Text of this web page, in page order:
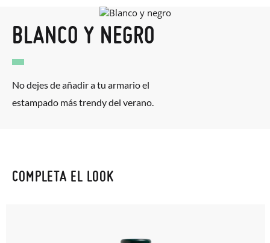
BLANCO Y NEGRO
No dejes de añadir a tu armario el
estampado más trendy del verano.
COMPLETA EL LOOK